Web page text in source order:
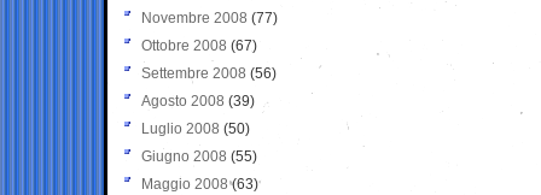
Novembre 2008 (77)
Ottobre 2008 (67)
Settembre 2008 (56)
Agosto 2008 (39)
Luglio 2008 (50)
Giugno 2008 (55)
Maggio 2008(63)